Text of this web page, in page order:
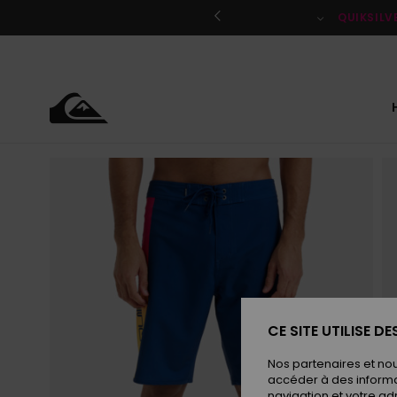
le
CE SITE UTILISE
Nos partenaires et
accéder à des